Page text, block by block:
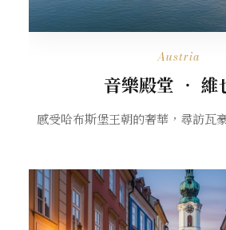
Austria
音樂殿堂 ‧ 維
感受哈布斯堡王朝的奢華，尋訪瓦